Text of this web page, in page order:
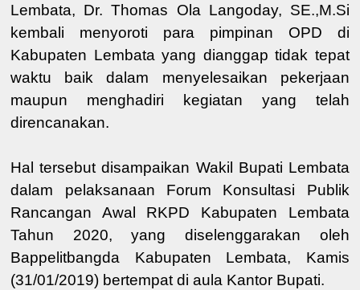
Lembata, Dr. Thomas Ola Langoday, SE.,M.Si
kembali menyoroti para pimpinan OPD di
Kabupaten Lembata yang dianggap tidak tepat
waktu baik dalam menyelesaikan pekerjaan
maupun menghadiri kegiatan yang telah
direncanakan.
Hal tersebut disampaikan Wakil Bupati Lembata
dalam pelaksanaan Forum Konsultasi Publik
Rancangan Awal RKPD Kabupaten Lembata
Tahun 2020, yang diselenggarakan oleh
Bappelitbangda Kabupaten Lembata, Kamis
(31/01/2019) bertempat di aula Kantor Bupati.